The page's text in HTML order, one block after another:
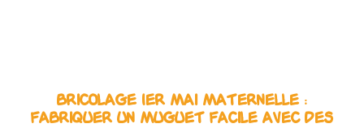
Bricolage 1er Mai Maternelle :
Fabriquer un Muguet Facile avec des